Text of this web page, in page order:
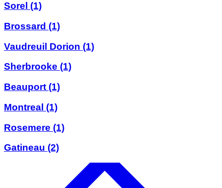
Sorel (1)
Brossard (1)
Vaudreuil Dorion (1)
Sherbrooke (1)
Beauport (1)
Montreal (1)
Rosemere (1)
Gatineau (2)